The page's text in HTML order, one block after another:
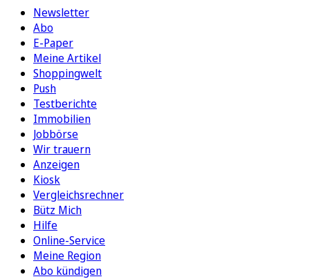
Newsletter
Abo
E-Paper
Meine Artikel
Shoppingwelt
Push
Testberichte
Immobilien
Jobbörse
Wir trauern
Anzeigen
Kiosk
Vergleichsrechner
Bütz Mich
Hilfe
Online-Service
Meine Region
Abo kündigen